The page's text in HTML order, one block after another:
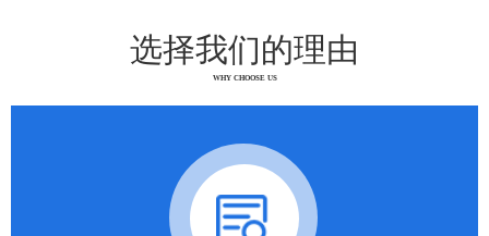
选择我们的理由
WHY CHOOSE US